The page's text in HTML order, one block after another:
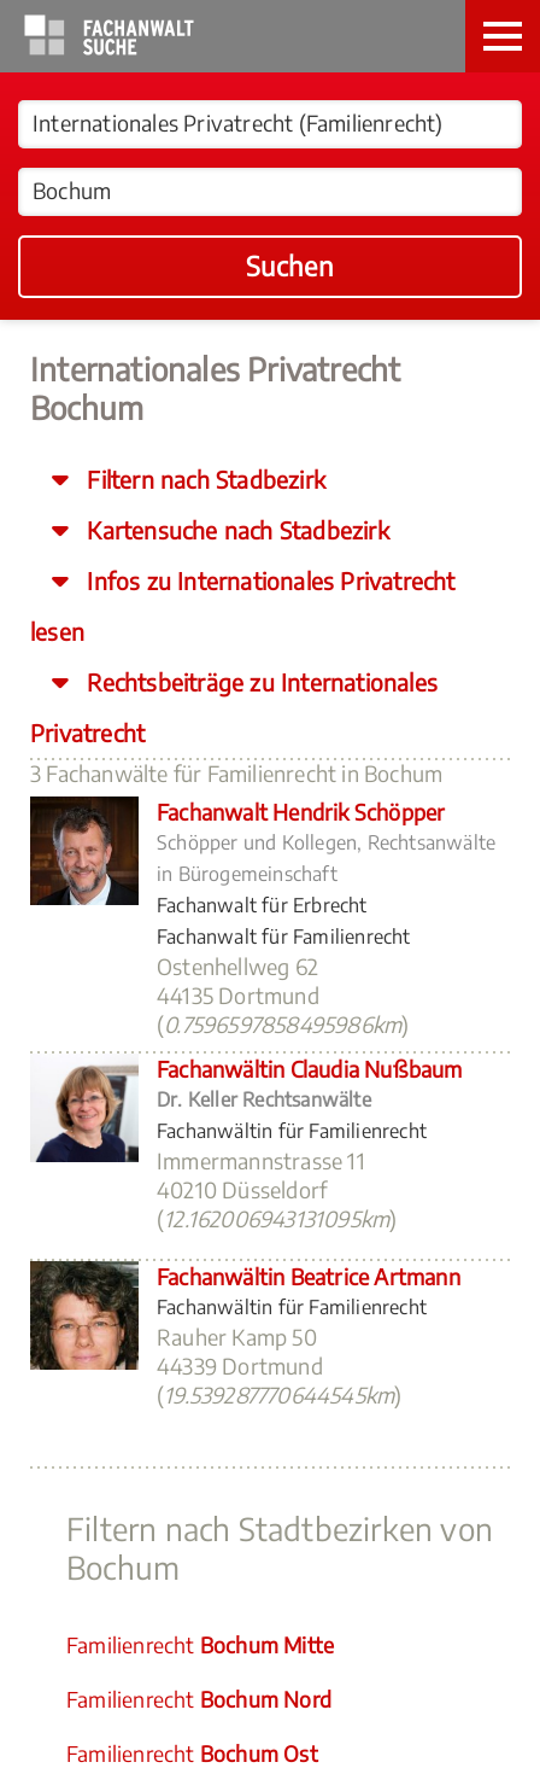
Suchen
Internationales Privatrecht
Bochum
Filtern nach Stadbezirk
Kartensuche nach Stadbezirk
Infos zu Internationales Privatrecht
lesen
Rechtsbeiträge zu Internationales
Privatrecht
3 Fachanwälte für Familienrecht in Bochum
Fachanwalt Hendrik Schöpper
Schöpper und Kollegen, Rechtsanwälte
in Bürogemeinschaft
Fachanwalt für Erbrecht
Fachanwalt für Familienrecht
Ostenhellweg 62
44135 Dortmund
(0.7596597858495986km)
Fachanwältin Claudia Nußbaum
Dr. Keller Rechtsanwälte
Fachanwältin für Familienrecht
Immermannstrasse 11
40210 Düsseldorf
(12.162006943131095km)
Fachanwältin Beatrice Artmann
Fachanwältin für Familienrecht
Rauher Kamp 50
44339 Dortmund
(19.539287770644545km)
Filtern nach Stadtbezirken von
Bochum
Familienrecht Bochum Mitte
Familienrecht Bochum Nord
Familienrecht Bochum Ost